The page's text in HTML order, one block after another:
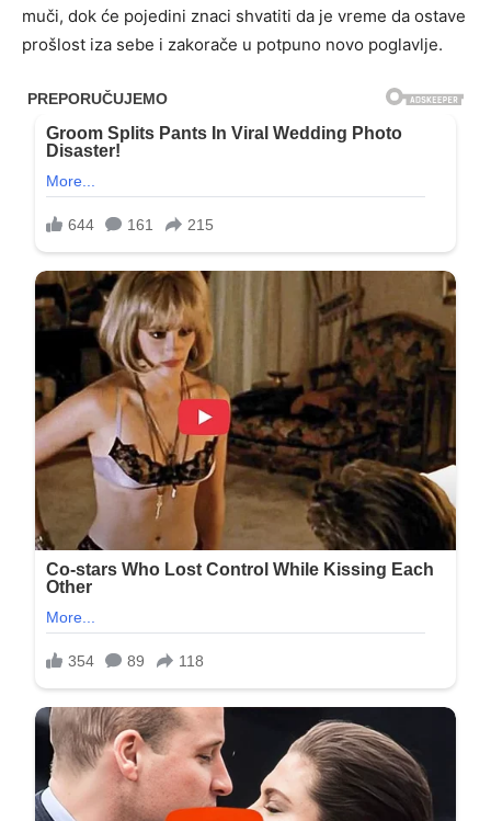
muči, dok će pojedini znaci shvatiti da je vreme da ostave
prošlost iza sebe i zakorače u potpuno novo poglavlje.